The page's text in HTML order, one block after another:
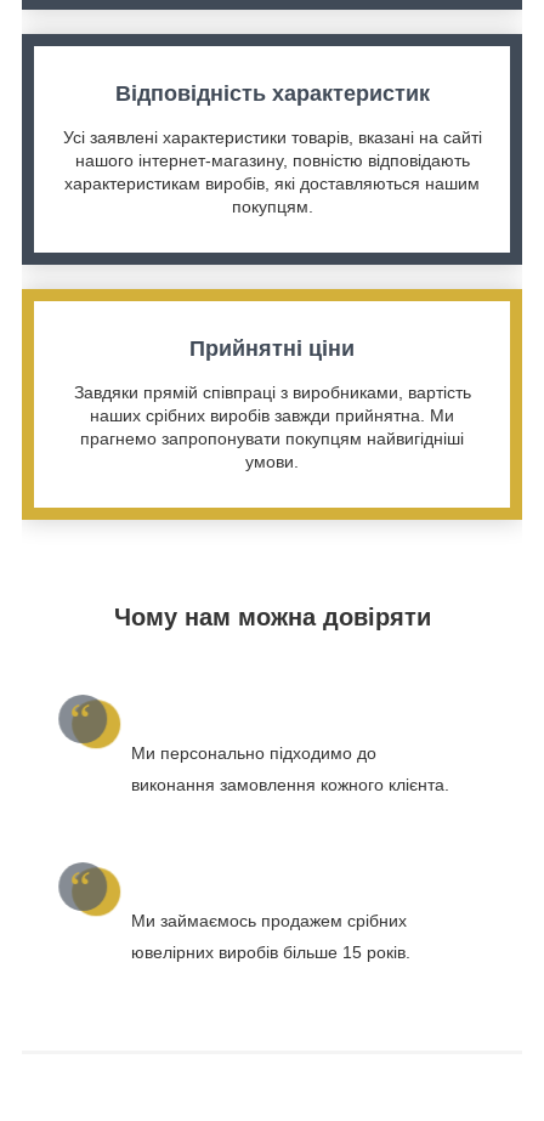
Відповідність характеристик
Усі заявлені характеристики товарів, вказані на сайті
нашого інтернет-магазину, повністю відповідають
характеристикам виробів, які доставляються нашим
покупцям.
Прийнятні ціни
Завдяки прямій співпраці з виробниками, вартість
наших срібних виробів завжди прийнятна. Ми
прагнемо запропонувати покупцям найвигідніші
умови.
Чому нам можна довіряти
Ми персонально підходимо до
виконання замовлення кожного клієнта.
Ми займаємось продажем срібних
ювелірних виробів більше 15 років.